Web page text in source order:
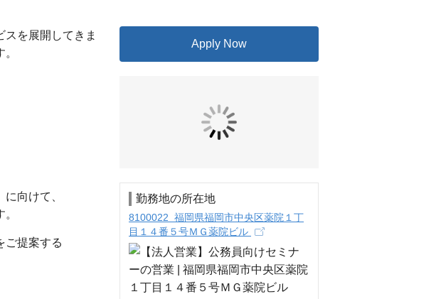
を展開してきま
向けて、
ご提案する
Apply Now
勤務地の所在地
8100022 福岡県福岡市中央区薬院１丁
目１４番５号ＭＧ薬院ビル